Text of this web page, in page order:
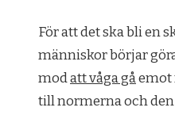
För att det ska bli en
människor börjar
modatt våga gåemot
till normerna och